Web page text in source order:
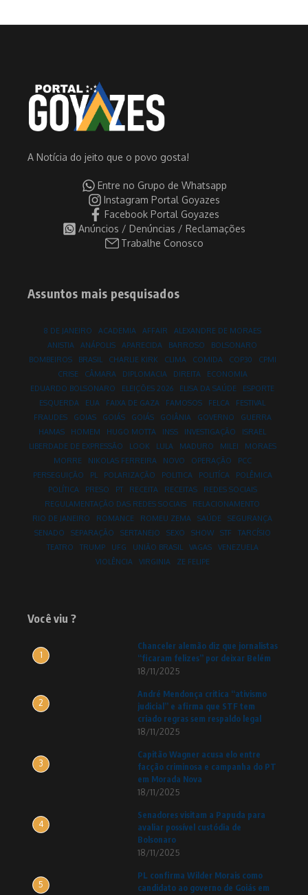
A Notícia do jeito que o povo gosta!
Entre no Grupo de Whatsapp
Instagram Portal Goyazes
Facebook Portal Goyazes
Anúncios / Denúncias / Reclamações
Trabalhe Conosco
Assuntos mais pesquisados
8 DE JANEIRO ACADEMIA AFFAIR
ALEXANDRE DE MORAES
ANISTIA
ANÁPOLIS APARECIDA BARROSO
BOLSONARO
BOMBEIROS
BRASIL CHARLIE KIRK CLIMA COMIDA COP30
CPMI
CRISE
CÂMARA DIPLOMACIA DIREITA
ECONOMIA
EDUARDO BOLSONARO
ELEIÇÕES 2026 ELISA DA SAÚDE
ESPORTE
ESQUERDA
EUA FAIXA DE GAZA FAMOSOS FELCA
FESTIVAL
FRAUDES
GOIAS GOIÁS GOIÁS GOIÂNIA GOVERNO
GUERRA
HAMAS
HOMEM HUGO MOTTA INSS INVESTIGAÇÃO
ISRAEL
LIBERDADE DE EXPRESSÃO
LOOK LULA MADURO MILEI
MORAES
MORRE
NIKOLAS FERREIRA NOVO OPERAÇÃO
PCC
PERSEGUIÇÃO
PL POLARIZAÇÃO POLITICA POLITÍCA
POLÊMICA
POLÍTICA
PRESO PT RECEITA RECEITAS
REDES SOCIAIS
REGULAMENTAÇÃO DAS REDES SOCIAIS
RELACIONAMENTO
RIO DE JANEIRO
ROMANCE ROMEU ZEMA SAÚDE
SEGURANÇA
SENADO
SEPARAÇÃO SERTANEJO SEXO SHOW STF
TARCÍSIO
TEATRO
TRUMP UFG UNIÃO BRASIL VAGAS
VENEZUELA
VIOLÊNCIA
VIRGINIA ZE FELIPE
Você viu ?
1
Chanceler alemão diz que jornalistas
“ficaram felizes” por deixar Belém
18/11/2025
2
André Mendonça critica “ativismo
judicial” e afirma que STF tem
criado regras sem respaldo legal
18/11/2025
3
Capitão Wagner acusa elo entre
facção criminosa e campanha do PT
em Morada Nova
18/11/2025
4
Senadores visitam a Papuda para
avaliar possível custódia de
Bolsonaro
18/11/2025
5
PL confirma Wilder Morais como
candidato ao governo de Goiás em